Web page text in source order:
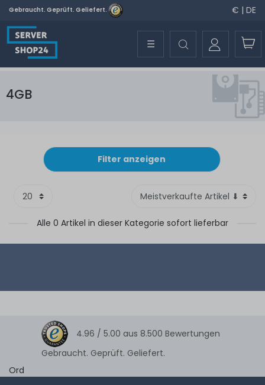
Gebraucht. Geprüft. Geliefert. € | DE
☰
4GB
Filter anzeigen
Alle 0 Artikel in dieser Kategorie sofort lieferbar
4.96 / 5.00 aus 8.500 Bewertungen
Gebraucht. Geprüft. Geliefert.
Ord